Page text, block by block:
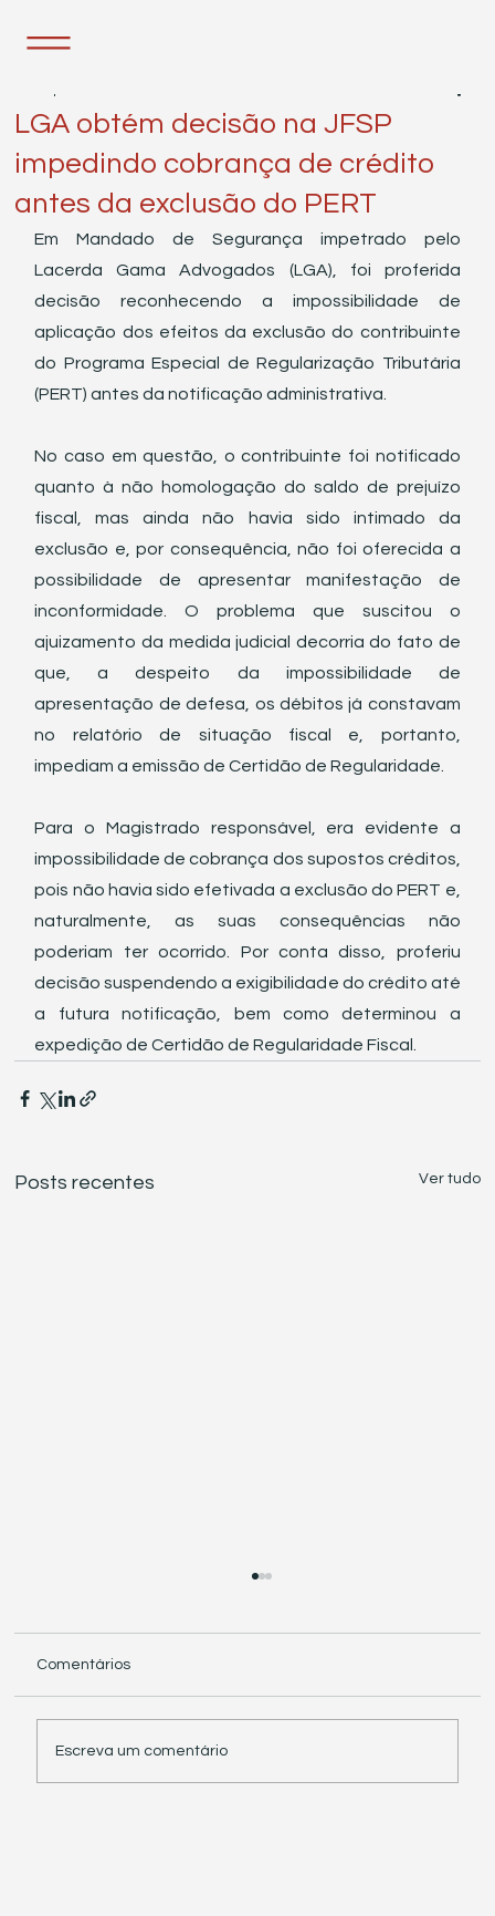
LGA obtém decisão na JFSP
impedindo cobrança de crédito
antes da exclusão do PERT
Em Mandado de Segurança impetrado pelo
Lacerda Gama Advogados (LGA), foi proferida
decisão reconhecendo a impossibilidade de
aplicação dos efeitos da exclusão do contribuinte
do Programa Especial de Regularização Tributária
(PERT) antes da notificação administrativa.
No caso em questão, o contribuinte foi notificado
quanto à não homologação do saldo de prejuízo
fiscal, mas ainda não havia sido intimado da
exclusão e, por consequência, não foi oferecida a
possibilidade de apresentar manifestação de
inconformidade. O problema que suscitou o
ajuizamento da medida judicial decorria do fato de
que, a despeito da impossibilidade de
apresentação de defesa, os débitos já constavam
no relatório de situação fiscal e, portanto,
impediam a emissão de Certidão de Regularidade.
Para o Magistrado responsável, era evidente a
impossibilidade de cobrança dos supostos créditos,
pois não havia sido efetivada a exclusão do PERT e,
naturalmente, as suas consequências não
poderiam ter ocorrido. Por conta disso, proferiu
decisão suspendendo a exigibilidade do crédito até
a futura notificação, bem como determinou a
expedição de Certidão de Regularidade Fiscal.
Posts recentes Ver tudo
Comentários
Escreva um comentário